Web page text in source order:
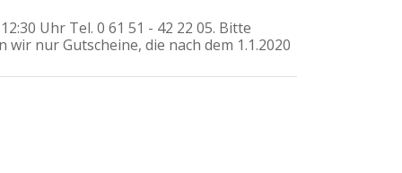
Uhr Tel. 0 61 51 - 42 22 05. Bitte
nur Gutscheine, die nach dem 1.1.2020